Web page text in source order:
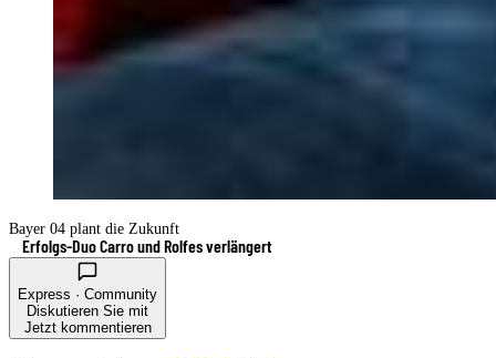
Bayer 04 plant die Zukunft
Erfolgs-Duo Carro und Rolfes verlängert
Express · Community
Diskutieren Sie mit
Jetzt kommentieren